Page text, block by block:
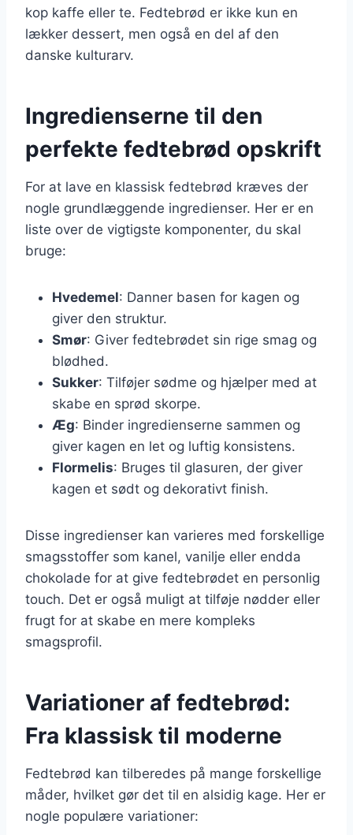
kop kaffe eller te. Fedtebrød er ikke kun en
lækker dessert, men også en del af den
danske kulturarv.
Ingredienserne til den
perfekte fedtebrød opskrift
For at lave en klassisk fedtebrød kræves der
nogle grundlæggende ingredienser. Her er en
liste over de vigtigste komponenter, du skal
bruge:
Hvedemel: Danner basen for kagen og
giver den struktur.
Smør: Giver fedtebrødet sin rige smag og
blødhed.
Sukker: Tilføjer sødme og hjælper med at
skabe en sprød skorpe.
Æg: Binder ingredienserne sammen og
giver kagen en let og luftig konsistens.
Flormelis: Bruges til glasuren, der giver
kagen et sødt og dekorativt finish.
Disse ingredienser kan varieres med forskellige
smagsstoffer som kanel, vanilje eller endda
chokolade for at give fedtebrødet en personlig
touch. Det er også muligt at tilføje nødder eller
frugt for at skabe en mere kompleks
smagsprofil.
Variationer af fedtebrød:
Fra klassisk til moderne
Fedtebrød kan tilberedes på mange forskellige
måder, hvilket gør det til en alsidig kage. Her er
nogle populære variationer: